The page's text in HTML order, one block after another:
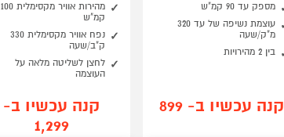
מספק עד 90 קמ"ש
עוצמת נשיפה של עד 320
מ"ק/שעה
בין 2 מהירויות
קנה עכשיו ב- 899
מהירות אוויר מקסימלית 100
קמ"ש
נפח אוויר מקסימלית 330
ק"ב/שעה
לחצן לשליטה מלאה על
העוצמה
קנה עכשיו ב-
1,299